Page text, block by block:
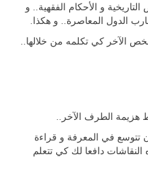
و الأحكام الفقهية.. و
الدول المعاصرة.. و هكذا.
الآخر كي تكلمه من خلالها..
هزيمة الطرف الآخر..
في المعرفة و قراءة
دافعا لك كي تتعلم